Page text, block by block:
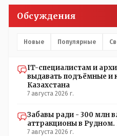
настоящему времени их
помещениях,
установлены
противоречие. Вы считаете
Обсуждения
Новые Популярные
IT-специалистам и
выдавать подъёмные и
Казахстана
7 августа 2026 г.
Забавы ради - 300 млн
аттракционы в Рудном.
7 августа 2026 г.